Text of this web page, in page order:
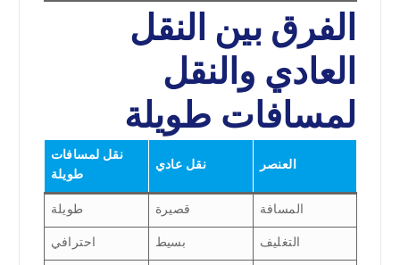
الفرق بين النقل
العادي والنقل
لمسافات طويلة
العنصر نقل عادي
نقل لمسافات
طويلة
المسافة
قصيرة
طويلة
التغليف
بسيط
احترافي